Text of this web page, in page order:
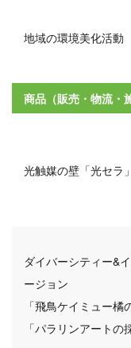
地域の環境美化活動
商品（販売・物流・
光触媒の壁「光セラ」
ダイバーシティー&
ージョン
「飛鳥ケイミュー橘
「パラリンアートの